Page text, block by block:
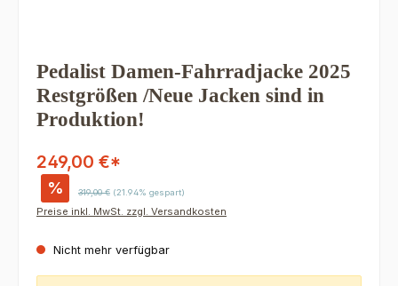
Pedalist Damen-Fahrradjacke 2025
Restgrößen /Neue Jacken sind in
Produktion!
249,00 €*
% Regulärer Preis:
319,00 € (21.94% gespart)
Preise inkl. MwSt. zzgl. Versandkosten
Nicht mehr verfügbar